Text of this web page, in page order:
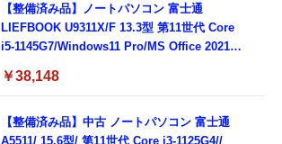
【整備済み品】ノートパソコン 富士通
LIEFBOOK U9311X/F 13.3型 第11世代 Core
i5-1145G7/Windows11 Pro/MS Office 2021搭
Type-C/360度回転対応/有線静音マウス付
8GB,SSD256GB)
￥38,148
【整備済み品】中古 ノートパソコン 富士通
A5511/ 15.6型/ 第11世代 Core i3-1125G4//